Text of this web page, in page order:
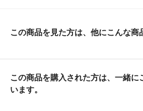
この商品を見た方は、他にこんな商
この商品を購入された方は、一緒に
います。